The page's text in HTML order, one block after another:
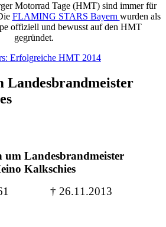
Motorrad Tage (HMT) sind immer für
FLAMING STARS Bayern wurden als
offiziell und bewusst auf den HMT
gegründet.
Erfolgreiche HMT 2014
Landesbrandmeister
Kalkschies
† 26.11.2013